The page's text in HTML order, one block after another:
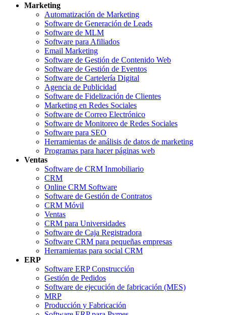
Marketing
Automatización de Marketing
Software de Generación de Leads
Software de MLM
Software para Afiliados
Email Marketing
Software de Gestión de Contenido Web
Software de Gestión de Eventos
Software de Cartelería Digital
Agencia de Publicidad
Software de Fidelización de Clientes
Marketing en Redes Sociales
Software de Correo Electrónico
Software de Monitoreo de Redes Sociales
Software para SEO
Herramientas de análisis de datos de marketing
Programas para hacer páginas web
Ventas
Software de CRM Inmobiliario
CRM
Online CRM Software
Software de Gestión de Contratos
CRM Móvil
Ventas
CRM para Universidades
Software de Caja Registradora
Software CRM para pequeñas empresas
Herramientas para social CRM
ERP
Software ERP Construcción
Gestión de Pedidos
Software de ejecución de fabricación (MES)
MRP
Producción y Fabricación